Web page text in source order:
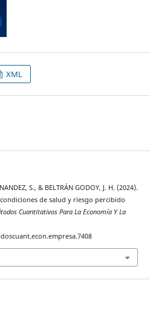
XML
S., & BELTRÁN GODOY, J. H. (2024).
de salud y riesgo percibido
Cuantitativos Para La Economía Y La